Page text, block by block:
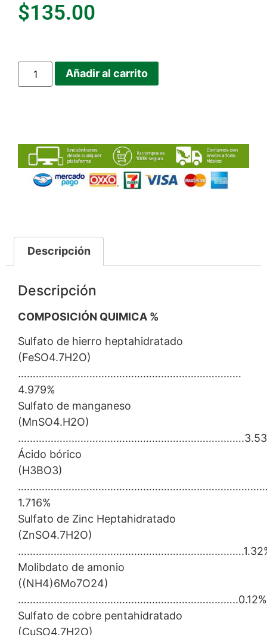
$135.00
Añadir al carrito
Descripción
Descripción
COMPOSICIÓN QUIMICA %
Sulfato de hierro heptahidratado
(FeSO4.7H2O)
…………………………………………………………………
4.979%
Sulfato de manganeso
(MnSO4.H2O)
Ácido bórico
(H3BO3)
1.716%
Sulfato de Zinc Heptahidratado
(ZnSO4.7H2O)
Molibdato de amonio
((NH4)6Mo7O24)
………………………………………………………………..0.12%
Sulfato de cobre pentahidratado
(CuSO4.7H2O)